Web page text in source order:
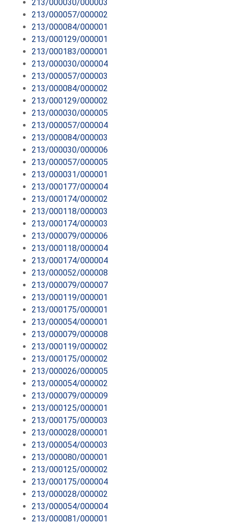
213/000030/000003
213/000057/000002
213/000084/000001
213/000129/000001
213/000183/000001
213/000030/000004
213/000057/000003
213/000084/000002
213/000129/000002
213/000030/000005
213/000057/000004
213/000084/000003
213/000030/000006
213/000057/000005
213/000031/000001
213/000177/000004
213/000174/000002
213/000118/000003
213/000174/000003
213/000079/000006
213/000118/000004
213/000174/000004
213/000052/000008
213/000079/000007
213/000119/000001
213/000175/000001
213/000054/000001
213/000079/000008
213/000119/000002
213/000175/000002
213/000026/000005
213/000054/000002
213/000079/000009
213/000125/000001
213/000175/000003
213/000028/000001
213/000054/000003
213/000080/000001
213/000125/000002
213/000175/000004
213/000028/000002
213/000054/000004
213/000081/000001